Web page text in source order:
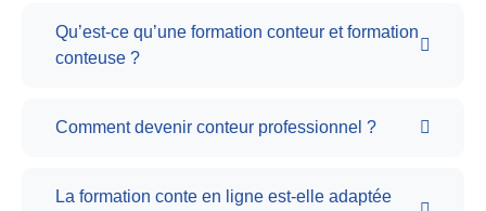
Qu’est-ce qu’une formation conteur et formation
conteuse ?
Comment devenir conteur professionnel ?
La formation conte en ligne est-elle adaptée